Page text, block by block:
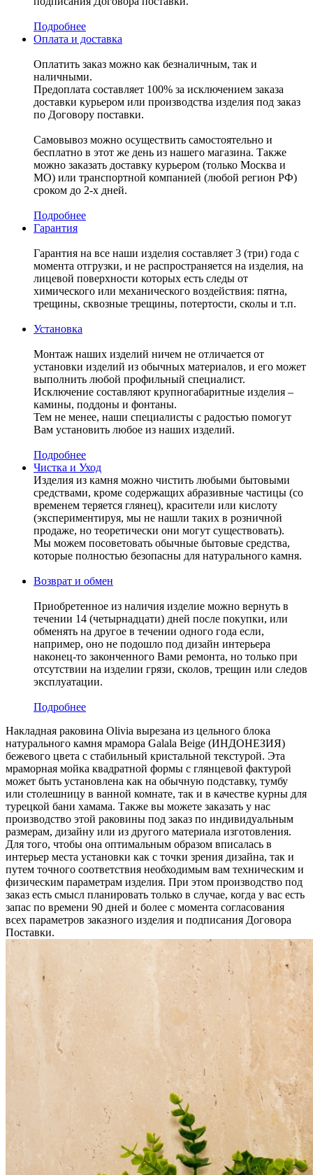
Подробнее
Оплата и доставка
Оплатить заказ можно как безналичным, так и
наличными.
Предоплата составляет 100% за исключением заказа
доставки курьером или производства изделия под заказ
по Договору поставки.
Самовывоз можно осуществить самостоятельно и
бесплатно в этот же день из нашего магазина. Также
можно заказать доставку курьером (только Москва и
МО) или транспортной компанией (любой регион РФ)
сроком до 2-х дней.
Подробнее
Гарантия
Гарантия на все наши изделия составляет 3 (три) года с
момента отгрузки, и не распространяется на изделия, на
лицевой поверхности которых есть следы от
химического или механического воздействия: пятна,
трещины, сквозные трещины, потертости, сколы и т.п.
Установка
Монтаж наших изделий ничем не отличается от
установки изделий из обычных материалов, и его может
выполнить любой профильный специалист.
Исключение составляют крупногабаритные изделия –
камины, поддоны и фонтаны.
Тем не менее, наши специалисты с радостью помогут
Вам установить любое из наших изделий.
Подробнее
Чистка и Уход
Изделия из камня можно чистить любыми бытовыми
средствами, кроме содержащих абразивные частицы (со
временем теряется глянец), красители или кислоту
(экспериментируя, мы не нашли таких в розничной
продаже, но теоретически они могут существовать).
Мы можем посоветовать обычные бытовые средства,
которые полностью безопасны для натурального камня.
Возврат и обмен
Приобретенное из наличия изделие можно вернуть в
течении 14 (четырнадцати) дней после покупки, или
обменять на другое в течении одного года если,
например, оно не подошло под дизайн интерьера
наконец-то законченного Вами ремонта, но только при
отсутствии на изделии грязи, сколов, трещин или следов
эксплуатации.
Подробнее
Накладная раковина Olivia вырезана из цельного блока
натурального камня мрамора Galala Beige (ИНДОНЕЗИЯ)
бежевого цвета c стабильный кристальной текстурой. Эта
мраморная мойка квадратной формы с глянцевой фактурой
может быть установлена как на обычную подставку, тумбу
или столешницу в ванной комнате, так и в качестве курны для
турецкой бани хамама. Также вы можете заказать у нас
производство этой раковины под заказ по индивидуальным
размерам, дизайну или из другого материала изготовления.
Для того, чтобы она оптимальным образом вписалась в
интерьер места установки как с точки зрения дизайна, так и
путем точного соответствия необходимым вам техническим и
физическим параметрам изделия. При этом производство под
заказ есть смысл планировать только в случае, когда у вас есть
запас по времени 90 дней и более с момента согласования
всех параметров заказного изделия и подписания Договора
Поставки.